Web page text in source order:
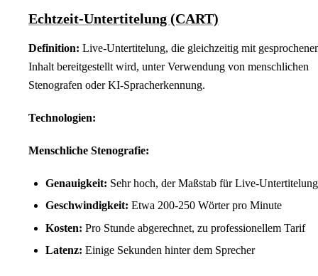
Echtzeit-Untertitelung (CART)
Definition: Live-Untertitelung, die gleichzeitig mit
Inhalt bereitgestellt wird, unter Verwendung von menschlichen
Stenografen oder KI-Spracherkennung.
Technologien:
Menschliche Stenografie:
Genauigkeit: Sehr hoch, der Maßstab für Live-Untertitelung
Geschwindigkeit: Etwa 200-250 Wörter pro Minute
Kosten: Pro Stunde abgerechnet, zu professionellem Tarif
Latenz: Einige Sekunden hinter dem Sprecher